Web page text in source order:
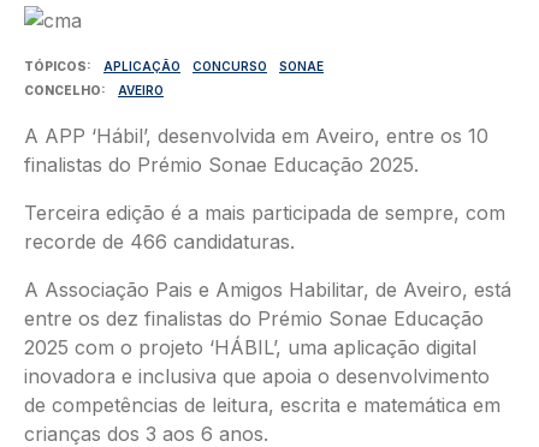
Imagem
TÓPICOS APLICAÇÃO CONCURSO
SONAE
CONCELHO
AVEIRO
A APP ‘Hábil’, desenvolvida em Aveiro, entre os 10
finalistas do Prémio Sonae Educação 2025.
Terceira edição é a mais participada de sempre, com
recorde de 466 candidaturas.
A Associação Pais e Amigos Habilitar, de Aveiro, está
entre os dez finalistas do Prémio Sonae Educação
2025 com o projeto ‘HÁBIL’, uma aplicação digital
inovadora e inclusiva que apoia o desenvolvimento
de competências de leitura, escrita e matemática em
crianças dos 3 aos 6 anos.